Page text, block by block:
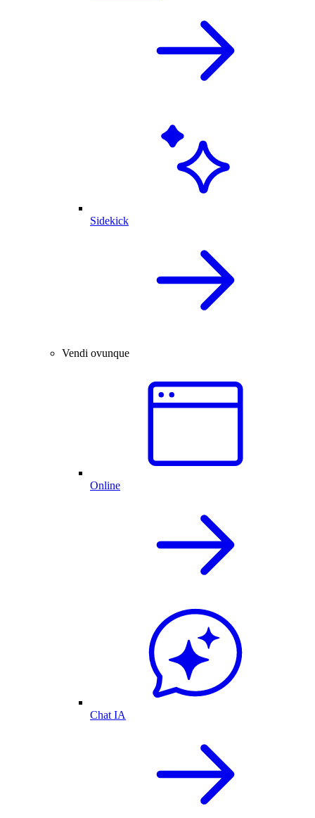
Sidekick
Vendi ovunque
Online
Chat IA